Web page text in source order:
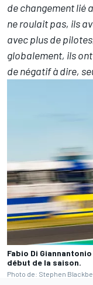
de changement lié
ne roulait pas, ils
avec plus de
globalement, ils
de négatif à dire,
Fabio Di
début de la saison.
Photo de: Stephen